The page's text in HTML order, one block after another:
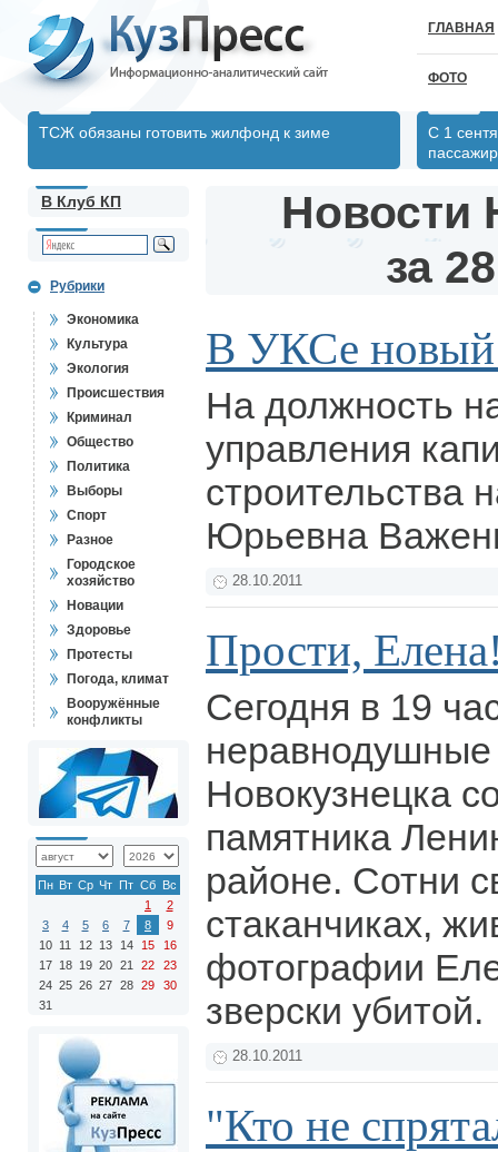
ГЛАВНАЯ
ФОТО
ТСЖ обязаны готовить жилфонд к зиме
С 1
В Клуб КП
Рубрики
Экономика
Культура
Экология
Происшествия
Криминал
Общество
Политика
Выборы
Спорт
Разное
Городское
хозяйство
Новации
Здоровье
Протесты
Погода, климат
Вооружённые
конфликты
Пн Вт Ср Чт Пт Сб Вс
1
2
3
4 5 6 7 8
9
10 11 12 13 14 15
16
17 18 19 20 21 22
23
24 25 26 27 28 29
30
31
Новости
за
В УКСе новый
На должность
управления
строительства
Юрьевна
28.10.2011
Прости,
Сегодня в 19
Новокузнецка
памятника
районе. Сотни
стаканчиках,
фотографии
зверски убитой.
28.10.2011
"Кто не